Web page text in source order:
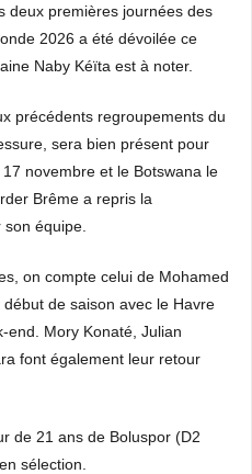
deux premières journées des
2026 a été dévoilée ce
Naby Kéïta est à noter.
précédents regroupements du
sera bien présent pour
novembre et le Botswana le
Brême a repris la
équipe.
on compte celui de Mohamed
de saison avec le Havre
end. Mory Konaté, Julian
font également leur retour
de 21 ans de Boluspor (D2
sélection.